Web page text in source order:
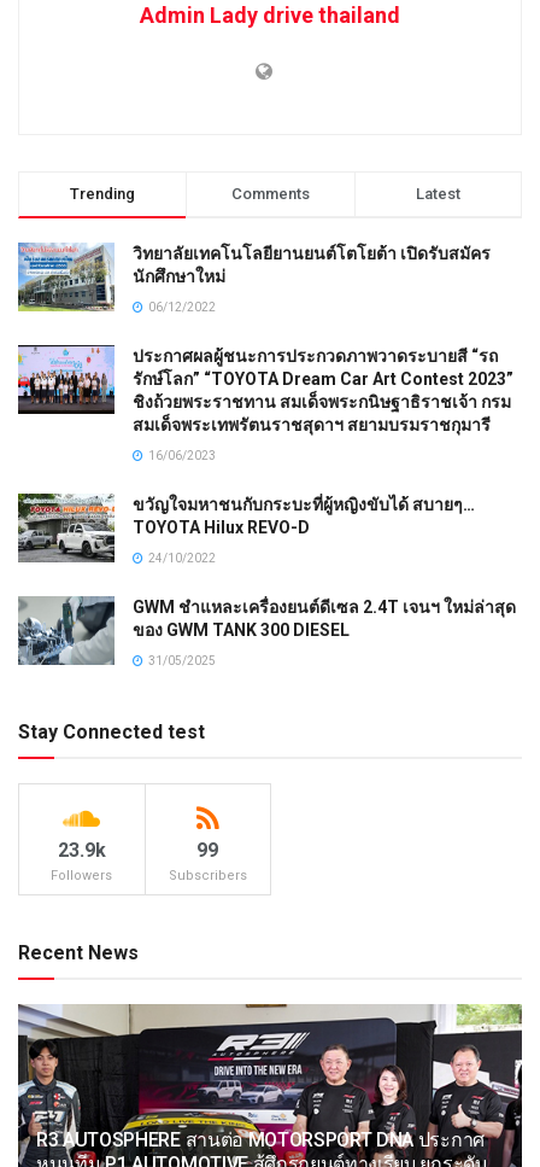
Admin Lady drive thailand
Trending Comments Latest
วิทยาลัยเทคโนโลยียานยนต์โตโยต้า เปิดรับสมัคร
นักศึกษาใหม่
06/12/2022
ประกาศผลผู้ชนะการประกวดภาพวาดระบายสี “รถ
รักษ์โลก” “TOYOTA Dream Car Art Contest 2023”
ชิงถ้วยพระราชทาน สมเด็จพระกนิษฐาธิราชเจ้า กรม
สมเด็จพระเทพรัตนราชสุดาฯ สยามบรมราชกุมารี
16/06/2023
ขวัญใจมหาชนกับกระบะที่ผู้หญิงขับได้ สบายๆ…
TOYOTA Hilux REVO-D
24/10/2022
GWM ชำแหละเครื่องยนต์ดีเซล 2.4T เจนฯ ใหม่ล่าสุด
ของ GWM TANK 300 DIESEL
31/05/2025
Stay Connected test
23.9k
Followers
99
Subscribers
Recent News
R3 AUTOSPHERE สานต่อ MOTORSPORT DNA ประกาศ